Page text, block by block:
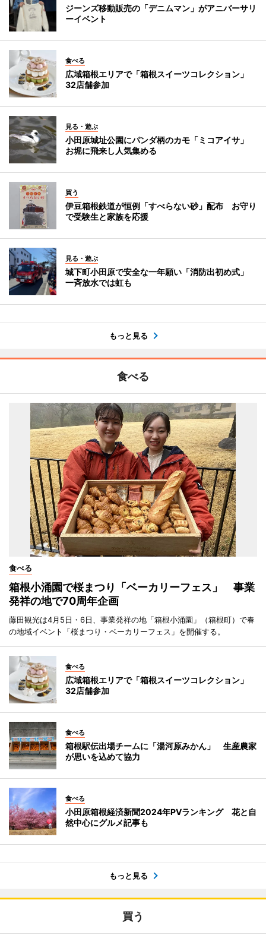
ジーンズ移動販売の「デニムマン」がアニバーサリ
ーイベント
食べる
広域箱根エリアで「箱根スイーツコレクション」
32店舗参加
見る・遊ぶ
小田原城址公園にパンダ柄のカモ「ミコアイサ」
お堀に飛来し人気集める
買う
伊豆箱根鉄道が恒例「すべらない砂」配布 お守り
で受験生と家族を応援
見る・遊ぶ
城下町小田原で安全な一年願い「消防出初め式」
一斉放水では虹も
もっと見る
食べる
食べる
箱根小涌園で桜まつり「ベーカリーフェス」 事業
発祥の地で70周年企画
藤田観光は4月5日・6日、事業発祥の地「箱根小涌園」（箱根町）で春
の地域イベント「桜まつり・ベーカリーフェス」を開催する。
食べる
広域箱根エリアで「箱根スイーツコレクション」
32店舗参加
食べる
箱根駅伝出場チームに「湯河原みかん」 生産農家
が思いを込めて協力
食べる
小田原箱根経済新聞2024年PVランキング 花と自
然中心にグルメ記事も
もっと見る
買う